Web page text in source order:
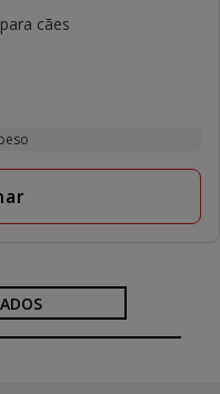
cães